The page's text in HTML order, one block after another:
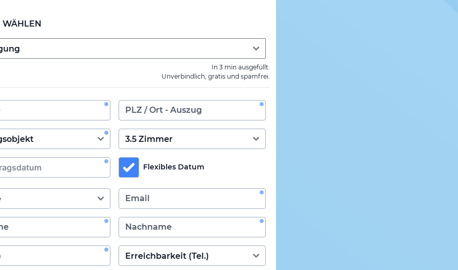
WÄHLEN
In 3 min ausgefüllt.
Unverbindlich, gratis und spamfrei.
Flexibles Datum